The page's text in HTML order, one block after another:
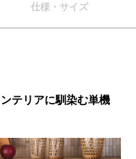
仕様・サイズ
テリアに馴染む単機